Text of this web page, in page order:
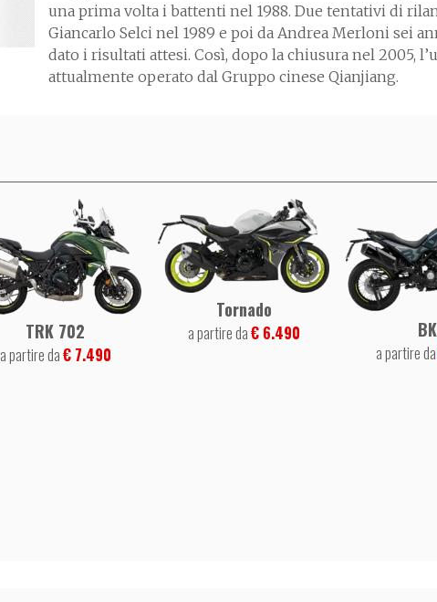
una prima volta i battenti nel 1988. Due tentativi di
Giancarlo Selci nel 1989 e poi da Andrea Merloni sei
dato i risultati attesi. Così, dopo la chiusura nel 2005,
attualmente operato dal Gruppo cinese Qianjiang.
TRK 702
a partire da€ 7.490
Tornado
a partire da€ 6.490
a partire